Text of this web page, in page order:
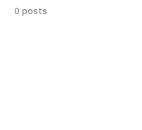
0 posts